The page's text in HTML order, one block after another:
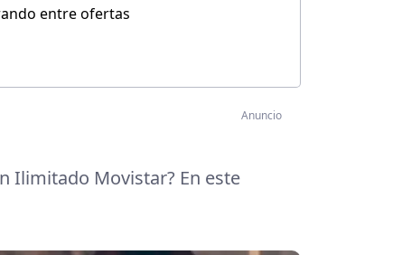
entre ofertas
Anuncio
Ilimitado Movistar? En este